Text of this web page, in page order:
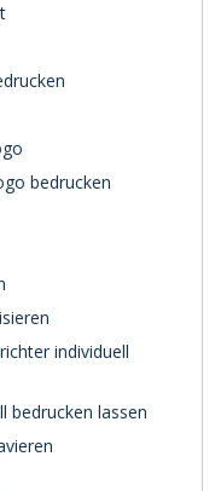
bedrucken
individuell
bedrucken lassen